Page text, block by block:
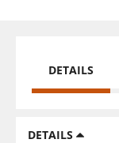
DETAILS
DETAILS